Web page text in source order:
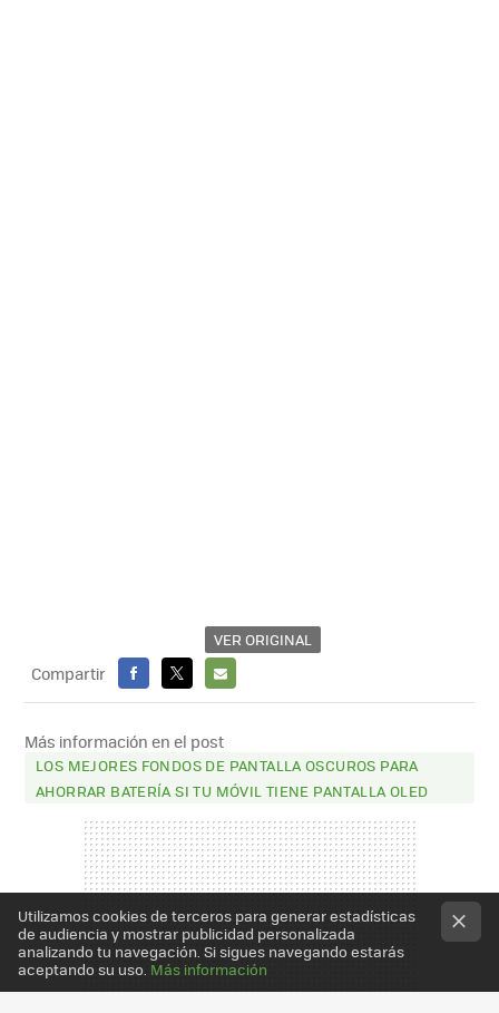
VER ORIGINAL
Compartir
FACEBOOK
X
E-
MAIL
Más información en el post
LOS MEJORES FONDOS DE PANTALLA OSCUROS PARA
AHORRAR BATERÍA SI TU MÓVIL TIENE PANTALLA OLED
Utilizamos cookies de terceros para generar estadísticas
de audiencia y mostrar publicidad personalizada
analizando tu navegación. Si sigues navegando estarás
aceptando su uso. Más información